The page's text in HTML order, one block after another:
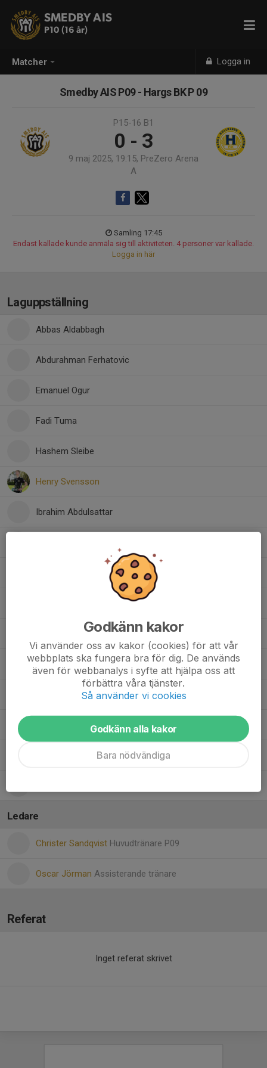
Matcher Logga in
SMEDBY AIS
P10 (16 år)
Smedby AIS P09 - Hargs BK P 09
P15-16 B1
0 - 3
9 maj 2025, 19:15, PreZero Arena
A
Samling 17:45
Endast kallade kunde anmäla sig till aktiviteten. 4 personer var kallade.
Logga in här
Laguppställning
Abbas Aldabbagh
Abdurahman Ferhatovic
Emanuel Ogur
Fadi Tuma
Hashem Sleibe
Henry Svensson
Ibrahim Abdulsattar
Matteus Cicek, H17
Milo Alwnell
Mohmad Nour Malla-Mahmoud
Paolo Carmona Vedlund , H17
Ledare
Christer Sandqvist Huvudtränare P09
Oscar Jörman Assisterande tränare
Referat
Inget referat skrivet
Godkänn kakor
Vi använder oss av kakor (cookies) för att vår
webbplats ska fungera bra för dig. De används
även för webbanalys i syfte att hjälpa oss att
förbättra våra tjänster.
Så använder vi cookies
Godkänn alla kakor
Bara nödvändiga